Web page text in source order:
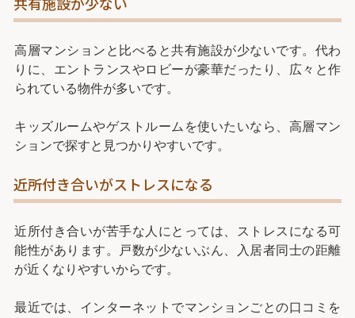
共有施設が少ない
高層マンションと比べると共有施設が少ないです。代わ
りに、エントランスやロビーが豪華だったり、広々と作
られている物件が多いです。
キッズルームやゲストルームを使いたいなら、高層マン
ションで探すと見つかりやすいです。
近所付き合いがストレスになる
近所付き合いが苦手な人にとっては、ストレスになる可
能性があります。戸数が少ないぶん、入居者同士の距離
が近くなりやすいからです。
最近では、インターネットでマンションごとの口コミを